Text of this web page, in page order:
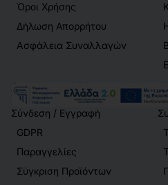
Όροι Χρήσης
Δήλωση Απορρήτου
Ασφάλεια Συναλλαγών
Λογαριασμός
Σύνδεση / Εγγραφή
GDPR
Παραγγελίες
Σύγκριση Προϊόντων